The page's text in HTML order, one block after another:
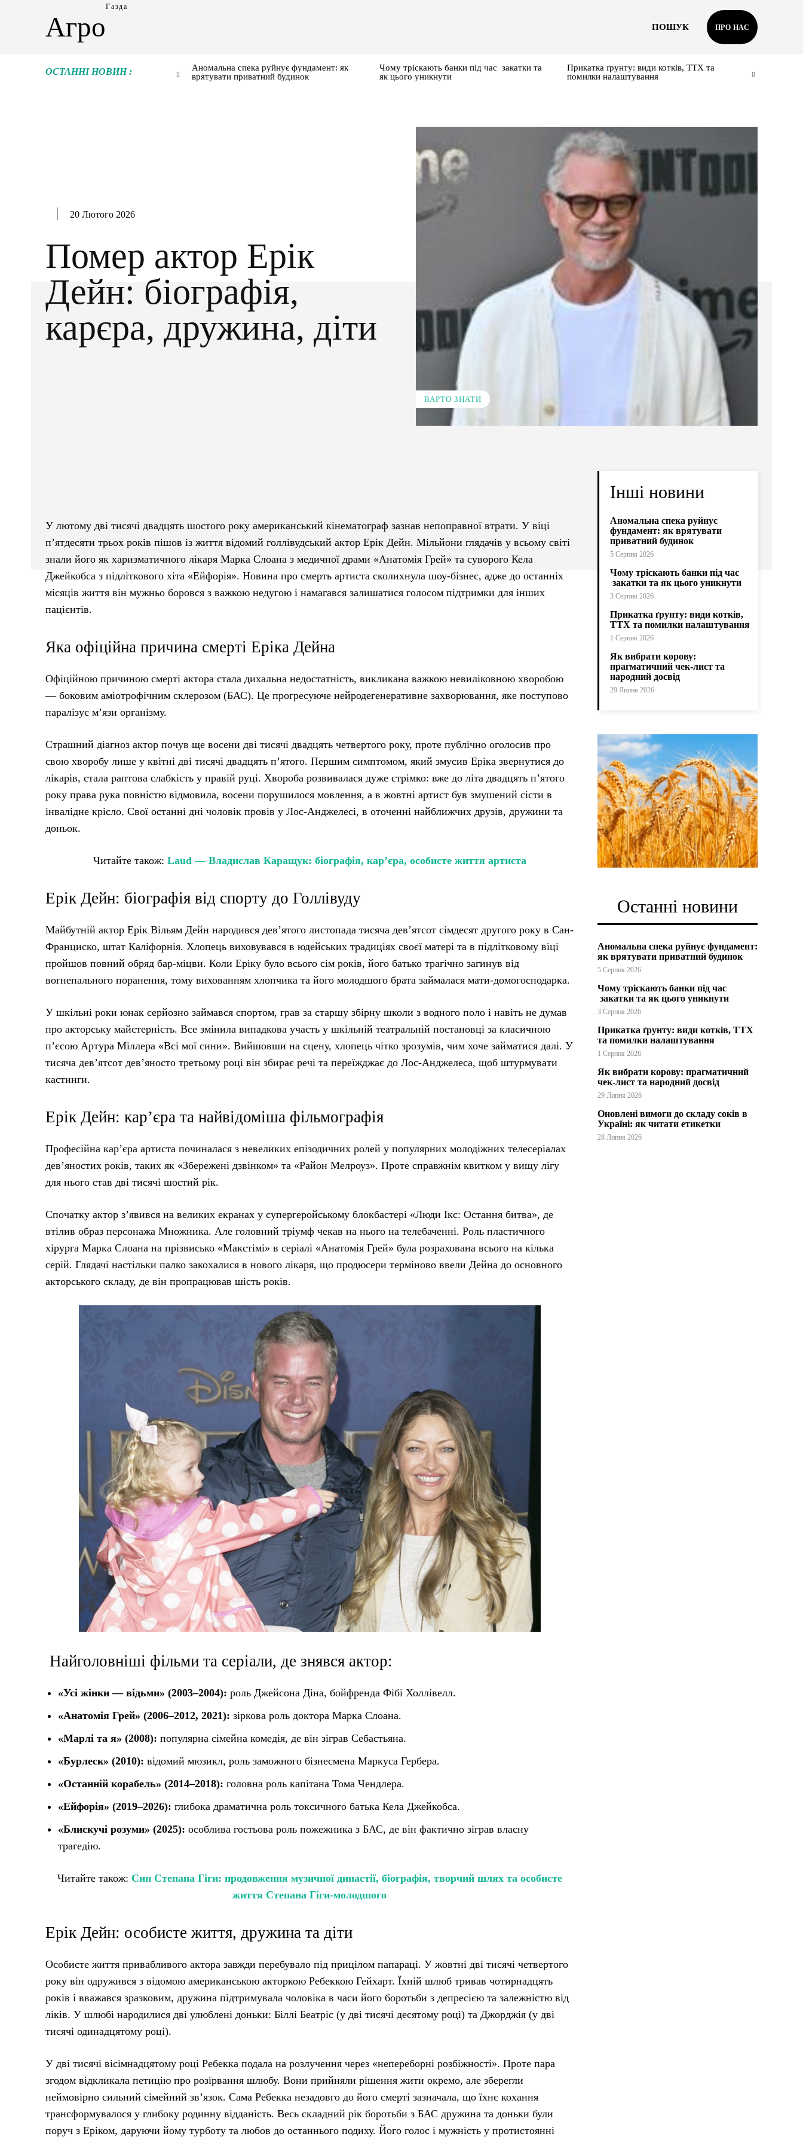
Агро
Газда
ПОШУК ПРО НАС
ОСТАННІ НОВИН :
Аномальна спека руйнує фундамент: як
врятувати приватний будинок
Чому тріскають банки під час закатки та
як цього уникнути
Прикатка ґрунту: види котків, ТТХ та
помилки налаштування
20 Лютого 2026
Помер актор Ерік
Дейн: біографія,
карєра, дружина, діти
ВАРТО ЗНАТИ
У лютому дві тисячі двадцять шостого року американський кінематограф зазнав непоправної втрати. У віці
п’ятдесяти трьох років пішов із життя відомий голлівудський актор Ерік Дейн. Мільйони глядачів у всьому світі
знали його як харизматичного лікаря Марка Слоана з медичної драми «Анатомія Грей» та суворого Кела
Джейкобса з підліткового хіта «Ейфорія». Новина про смерть артиста сколихнула шоу-бізнес, адже до останніх
місяців життя він мужньо боровся з важкою недугою і намагався залишатися голосом підтримки для інших
пацієнтів.
Яка офіційна причина смерті Еріка Дейна
Офіційною причиною смерті актора стала дихальна недостатність, викликана важкою невиліковною хворобою
— боковим аміотрофічним склерозом (БАС). Це прогресуюче нейродегенеративне захворювання, яке поступово
паралізує м’язи організму.
Страшний діагноз актор почув ще восени дві тисячі двадцять четвертого року, проте публічно оголосив про
свою хворобу лише у квітні дві тисячі двадцять п’ятого. Першим симптомом, який змусив Еріка звернутися до
лікарів, стала раптова слабкість у правій руці. Хвороба розвивалася дуже стрімко: вже до літа двадцять п’ятого
року права рука повністю відмовила, восени порушилося мовлення, а в жовтні артист був змушений сісти в
інвалідне крісло. Свої останні дні чоловік провів у Лос-Анджелесі, в оточенні найближчих друзів, дружини та
доньок.
Читайте також: Laud — Владислав Каращук: біографія, кар’єра, особисте життя артиста
Ерік Дейн: біографія від спорту до Голлівуду
Майбутній актор Ерік Вільям Дейн народився дев’ятого листопада тисяча дев’ятсот сімдесят другого року в Сан-
Франциско, штат Каліфорнія. Хлопець виховувався в юдейських традиціях своєї матері та в підлітковому віці
пройшов повний обряд бар-міцви. Коли Еріку було всього сім років, його батько трагічно загинув від
вогнепального поранення, тому вихованням хлопчика та його молодшого брата займалася мати-домогосподарка.
У шкільні роки юнак серйозно займався спортом, грав за старшу збірну школи з водного поло і навіть не думав
про акторську майстерність. Все змінила випадкова участь у шкільній театральній постановці за класичною
п’єсою Артура Міллера «Всі мої сини». Вийшовши на сцену, хлопець чітко зрозумів, чим хоче займатися далі. У
тисяча дев’ятсот дев’яносто третьому році він збирає речі та переїжджає до Лос-Анджелеса, щоб штурмувати
кастинги.
Ерік Дейн: кар’єра та найвідоміша фільмографія
Професійна кар’єра артиста починалася з невеликих епізодичних ролей у популярних молодіжних телесеріалах
дев’яностих років, таких як «Збережені дзвінком» та «Район Мелроуз». Проте справжнім квитком у вищу лігу
для нього став дві тисячі шостий рік.
Спочатку актор з’явився на великих екранах у супергеройському блокбастері «Люди Ікс: Остання битва», де
втілив образ персонажа Множника. Але головний тріумф чекав на нього на телебаченні. Роль пластичного
хірурга Марка Слоана на прізвисько «Макстімі» в серіалі «Анатомія Грей» була розрахована всього на кілька
серій. Глядачі настільки палко закохалися в нового лікаря, що продюсери терміново ввели Дейна до основного
акторського складу, де він пропрацював шість років.
Найголовніші фільми та серіали, де знявся актор:
«Усі жінки — відьми» (2003–2004): роль Джейсона Діна, бойфренда Фібі Холлівелл.
«Анатомія Грей» (2006–2012, 2021): зіркова роль доктора Марка Слоана.
«Марлі та я» (2008): популярна сімейна комедія, де він зіграв Себастьяна.
«Бурлеск» (2010): відомий мюзикл, роль заможного бізнесмена Маркуса Гербера.
«Останній корабель» (2014–2018): головна роль капітана Тома Чендлера.
«Ейфорія» (2019–2026): глибока драматична роль токсичного батька Кела Джейкобса.
«Блискучі розуми» (2025): особлива гостьова роль пожежника з БАС, де він фактично зіграв власну
трагедію.
Читайте також: Син Степана Гіги: продовження музичної династії, біографія, творчий шлях та особисте
життя Степана Гіги-молодшого
Ерік Дейн: особисте життя, дружина та діти
Особисте життя привабливого актора завжди перебувало під прицілом папараці. У жовтні дві тисячі четвертого
року він одружився з відомою американською акторкою Ребеккою Гейхарт. Їхній шлюб тривав чотирнадцять
років і вважався зразковим, дружина підтримувала чоловіка в часи його боротьби з депресією та залежністю від
ліків. У шлюбі народилися дві улюблені доньки: Біллі Беатріс (у дві тисячі десятому році) та Джорджія (у дві
тисячі одинадцятому році).
У дві тисячі вісімнадцятому році Ребекка подала на розлучення через «непереборні розбіжності». Проте пара
згодом відкликала петицію про розірвання шлюбу. Вони прийняли рішення жити окремо, але зберегли
неймовірно сильний сімейний зв’язок. Сама Ребекка незадовго до його смерті зазначала, що їхнє кохання
трансформувалося у глибоку родинну відданість. Весь складний рік боротьби з БАС дружина та доньки були
поруч з Еріком, даруючи йому турботу та любов до останнього подиху. Його голос і мужність у протистоянні
Інші новини
Аномальна спека руйнує
фундамент: як врятувати
приватний будинок
5 Серпня 2026
Чому тріскають банки під час
закатки та як цього уникнути
3 Серпня 2026
Прикатка ґрунту: види котків,
ТТХ та помилки налаштування
1 Серпня 2026
Як вибрати корову:
прагматичний чек-лист та
народний досвід
29 Липня 2026
Останні новини
Аномальна спека руйнує фундамент:
як врятувати приватний будинок
5 Серпня 2026
Чому тріскають банки під час
закатки та як цього уникнути
3 Серпня 2026
Прикатка ґрунту: види котків, ТТХ
та помилки налаштування
1 Серпня 2026
Як вибрати корову: прагматичний
чек-лист та народний досвід
29 Липня 2026
Оновлені вимоги до складу соків в
Україні: як читати етикетки
28 Липня 2026